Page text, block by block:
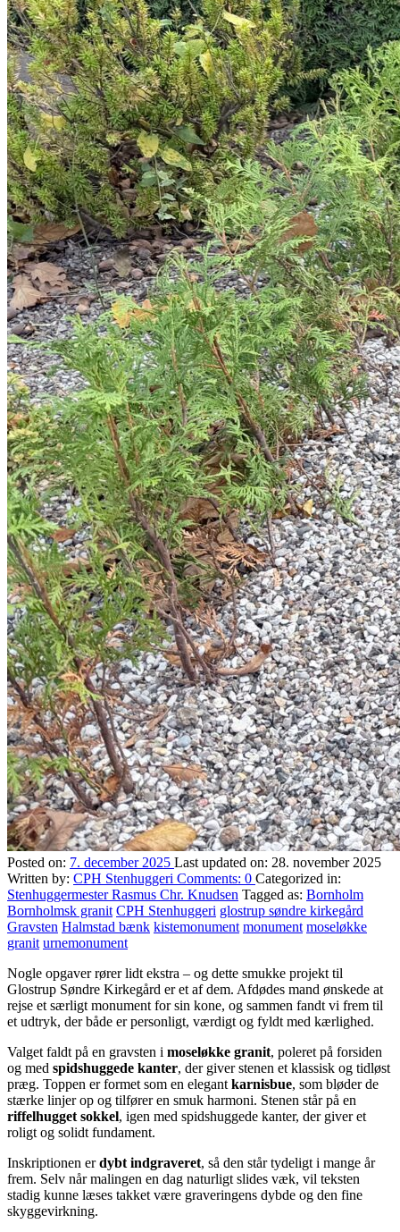
Posted on: 7. december 2025 Last updated on: 28. november 2025
Written by: CPH Stenhuggeri Comments: 0 Categorized in:
Stenhuggermester Rasmus Chr. Knudsen Tagged as: Bornholm
Bornholmsk granit CPH Stenhuggeri glostrup søndre kirkegård
Gravsten Halmstad bænk kistemonument monument moseløkke
granit urnemonument
Nogle opgaver rører lidt ekstra – og dette smukke projekt til
Glostrup Søndre Kirkegård er et af dem. Afdødes mand ønskede at
rejse et særligt monument for sin kone, og sammen fandt vi frem til
et udtryk, der både er personligt, værdigt og fyldt med kærlighed.
Valget faldt på en gravsten i moseløkke granit, poleret på forsiden
og med spidshuggede kanter, der giver stenen et klassisk og tidløst
præg. Toppen er formet som en elegant karnisbue, som bløder de
stærke linjer op og tilfører en smuk harmoni. Stenen står på en
riffelhugget sokkel, igen med spidshuggede kanter, der giver et
roligt og solidt fundament.
Inskriptionen erdybt indgraveret, så den står tydeligt i mange år
frem. Selv når malingen en dag naturligt slides væk, vil teksten
stadig kunne læses takket være graveringens dybde og den fine
skyggevirkning.